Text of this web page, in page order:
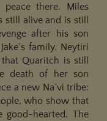
there. Miles
still alive and is still
after his son
family. Neytiri
Quaritch is still
death of her son
a new Na´vi tribe:
who show that
good-hearted. The